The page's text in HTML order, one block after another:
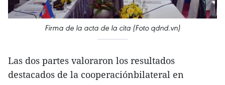
Firma de la acta de la cita (Foto qdnd.vn)
Las dos partes valoraron los resultados
destacados de la cooperaciónbilateral en